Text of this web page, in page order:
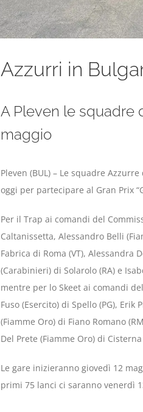
Azzurri in
A Pleven le squadre
maggio
Pleven (BUL) – Le squadre
oggi per partecipare al Gran Prix
Per il Trap ai comandi del
Caltanissetta, Alessandro Belli
Fabrica di Roma (VT), Alessandra
(Carabinieri) di Solarolo (RA) e
mentre per lo Skeet ai comandi
Fuso (Esercito) di Spello (PG),
(Fiamme Oro) di Fiano Romano
Del Prete (Fiamme Oro) di
Le gare inizieranno giovedì 12
primi 75 lanci ci saranno venerdì